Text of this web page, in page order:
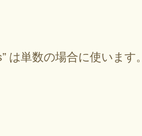
は単数の場合に使います。